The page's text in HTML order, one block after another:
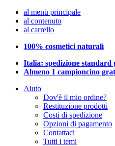
al menù principale
al contenuto
al carrello
100% cosmetici naturali
Italia: spedizione standard
Almeno 1 campioncino
Aiuto
Dov'è il mio ordine?
Restituzione prodotti
Costi di spedizione
Opzioni di pagamento
Contattaci
Tutti i temi